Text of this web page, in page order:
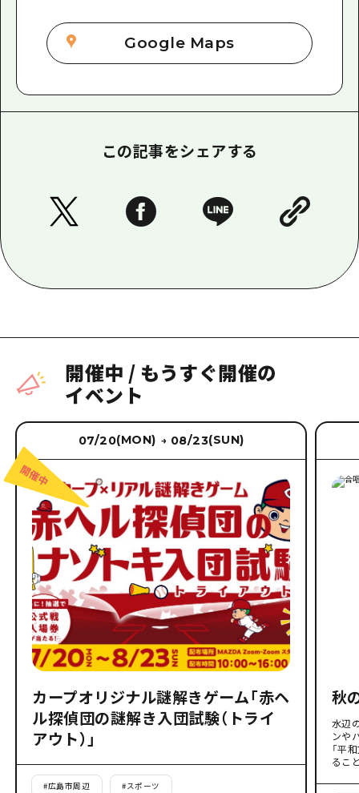
Google Maps
この記事をシェアする
開催中 / もうすぐ開催の
イベント
07/20(MON) → 08/23(SUN)
カープオリジナル謎解きゲーム「赤ヘ
ル探偵団の謎解き入団試験（トライ
アウト）」
#広島市周辺 #スポーツ
秋
水辺
ンや
「平
るこ